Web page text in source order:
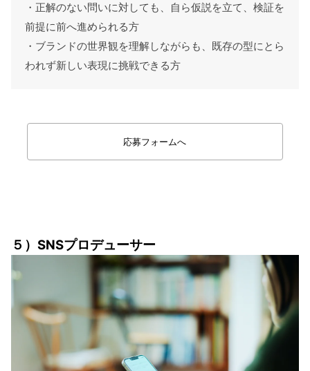
・正解のない問いに対しても、自ら仮説を立て、検証を
前提に前へ進められる方
・ブランドの世界観を理解しながらも、既存の型にとら
われず新しい表現に挑戦できる方
応募フォームへ
５）SNSプロデューサー